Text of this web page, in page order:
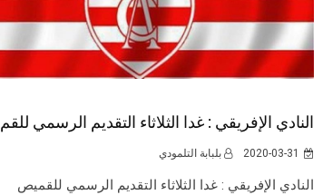
النادي الإفريقي : غدا الثلاثاء التقديم الرسمي للقم
2020-03-31 بلبابة التلمودي
النادي الإفريقي : غدا الثلاثاء التقديم الرسمي للقميص